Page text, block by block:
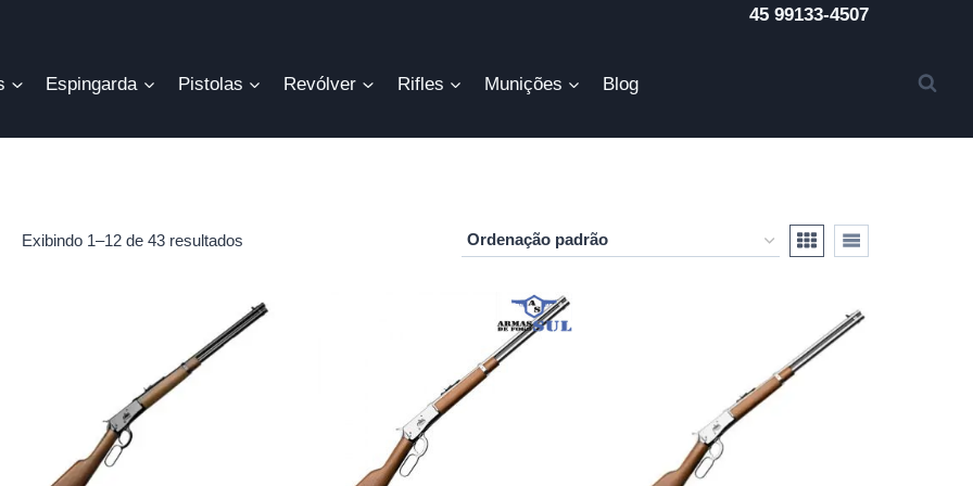
45 99133-4507
Espingarda Pistolas Revólver Rifles Munições Blog
Exibindo 1–12 de 43 resultados